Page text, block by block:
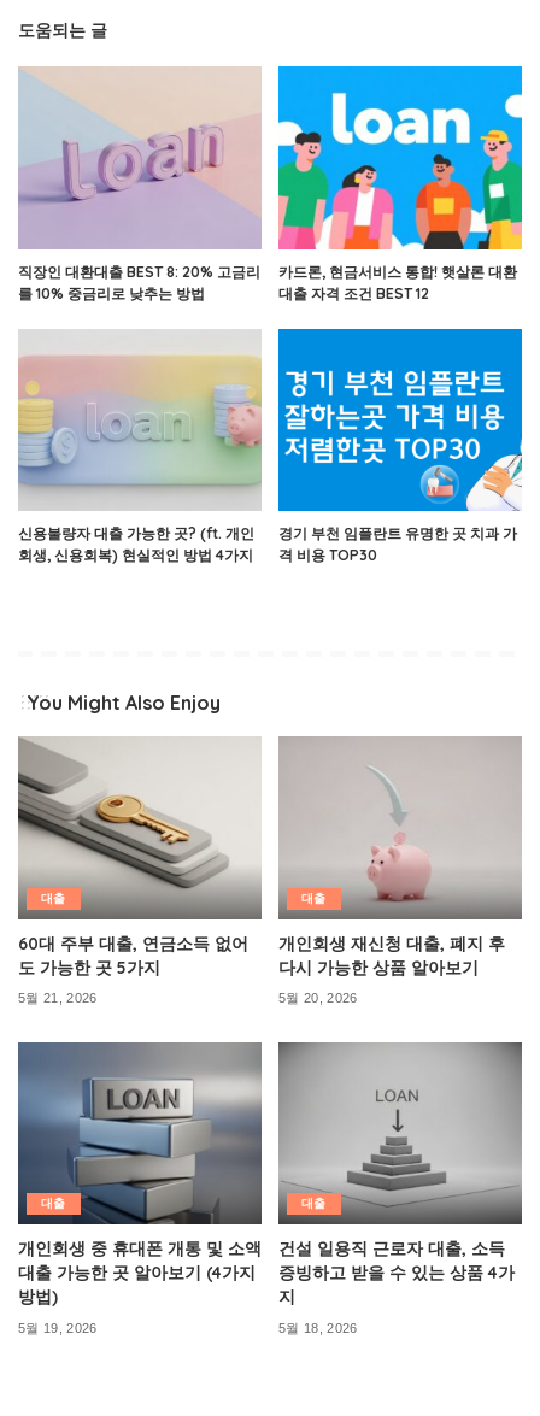
도움되는 글
직장인 대환대출 BEST 8: 20% 고금리
를 10% 중금리로 낮추는 방법
카드론, 현금서비스 통합! 햇살론 대환
대출 자격 조건 BEST 12
신용불량자 대출 가능한 곳? (ft. 개인
회생, 신용회복) 현실적인 방법 4가지
경기 부천 임플란트 유명한 곳 치과 가
격 비용 TOP30
You Might Also Enjoy
대출
60대 주부 대출, 연금소득 없어
도 가능한 곳 5가지
5월 21, 2026
대출
개인회생 재신청 대출, 폐지 후
다시 가능한 상품 알아보기
5월 20, 2026
대출
개인회생 중 휴대폰 개통 및 소액
대출 가능한 곳 알아보기 (4가지
방법)
5월 19, 2026
대출
건설 일용직 근로자 대출, 소득
증빙하고 받을 수 있는 상품 4가
지
5월 18, 2026